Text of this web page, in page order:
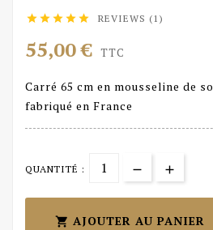
     REVIEWS (1)
55,00 € TTC
Carré 65 cm en mousseline de
fabriqué en France
QUANTITÉ :
 AJOUTER AU PANIER